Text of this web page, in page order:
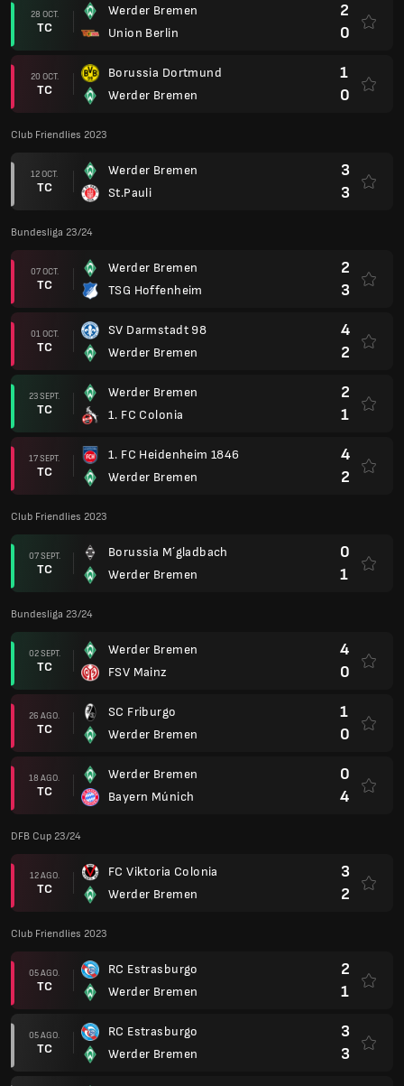
28 OCT.
TC
Werder Bremen
Union Berlin
2
0
20 OCT.
TC
Borussia Dortmund
Werder Bremen
1
0
Club Friendlies 2023
12 OCT.
TC
Werder Bremen
St.Pauli
3
3
Bundesliga 23/24
07 OCT.
TC
Werder Bremen
TSG Hoffenheim
2
3
01 OCT.
TC
SV Darmstadt 98
Werder Bremen
4
2
23 SEPT.
TC
Werder Bremen
1. FC Colonia
2
1
17 SEPT.
TC
1. FC Heidenheim 1846
Werder Bremen
4
2
Club Friendlies 2023
07 SEPT.
TC
Borussia M´gladbach
Werder Bremen
0
1
Bundesliga 23/24
02 SEPT.
TC
Werder Bremen
FSV Mainz
4
0
26 AGO.
TC
SC Friburgo
Werder Bremen
1
0
18 AGO.
TC
Werder Bremen
Bayern Múnich
0
4
DFB Cup 23/24
12 AGO.
TC
FC Viktoria Colonia
Werder Bremen
3
2
Club Friendlies 2023
05 AGO.
TC
RC Estrasburgo
Werder Bremen
2
1
05 AGO.
TC
RC Estrasburgo
Werder Bremen
3
3